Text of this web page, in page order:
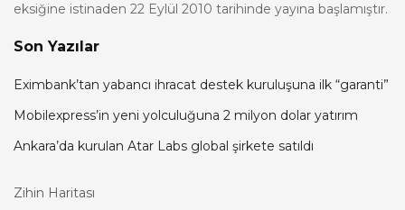
eksiğine istinaden 22 Eylül 2010 tarihinde yayına başlamıştır.
Son Yazılar
Eximbank’tan yabancı ihracat destek kuruluşuna ilk “garanti”
Mobilexpress’in yeni yolculuğuna 2 milyon dolar yatırım
Ankara’da kurulan Atar Labs global şirkete satıldı
Zihin Haritası